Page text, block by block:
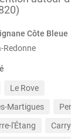
Côte Bleue
Redonne
Le Rove
Martigues
l'Étang